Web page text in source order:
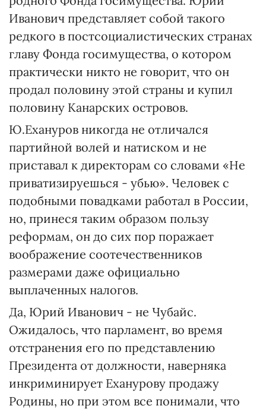
Иванович представляет собой такого
редкого в постсоциалистических странах
главу Фонда госимущества, о котором
практически никто не говорит, что он
продал половину этой страны и купил
половину Канарских островов.
Ю.Ехануров никогда не отличался
партийной волей и натиском и не
приставал к директорам со словами «Не
приватизируешься - убью». Человек с
подобными повадками работал в России,
но, принеся таким образом пользу
реформам, он до сих пор поражает
воображение соотечественников
размерами даже официально
выплаченных налогов.
Да, Юрий Иванович - не Чубайс.
Ожидалось, что парламент, во время
отстранения его по представлению
Президента от должности, наверняка
инкриминирует Еханурову продажу
Родины, но при этом все понимали, что